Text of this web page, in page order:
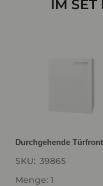
IM
SKU: 39865
Menge: 1